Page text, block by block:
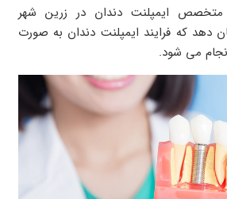
متخصص ایمپلنت دندان در زرین شهر
دهد که فرایند ایمپلنت دندان به صورت
می شود.